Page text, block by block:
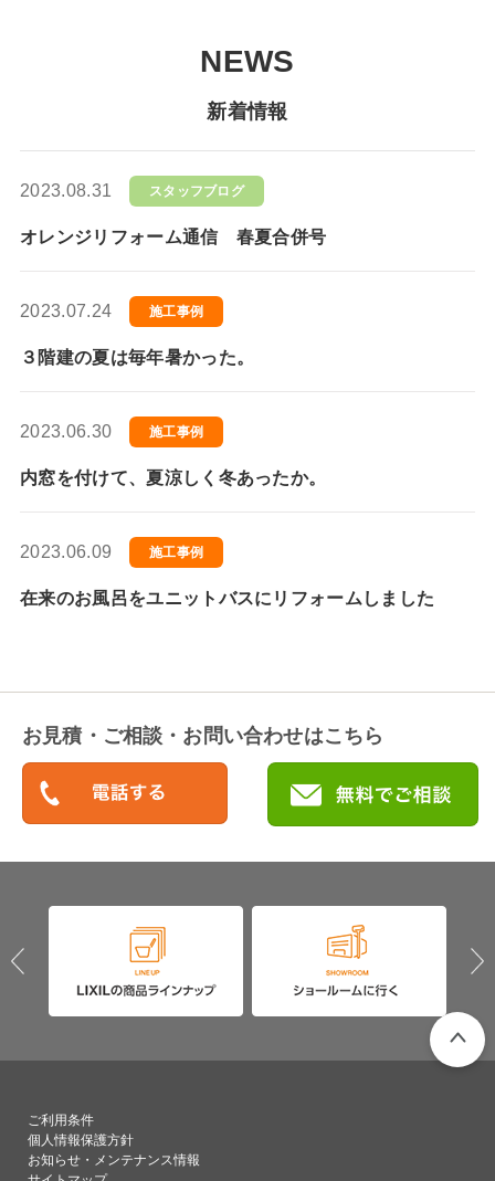
NEWS
新着情報
2023.08.31 スタッフブログ
オレンジリフォーム通信 春夏合併号
2023.07.24 施工事例
３階建の夏は毎年暑かった。
2023.06.30 施工事例
内窓を付けて、夏涼しく冬あったか。
2023.06.09 施工事例
在来のお風呂をユニットバスにリフォームしました
お見積・ご相談・お問い合わせはこちら
ご利用条件
個人情報保護方針
お知らせ・メンテナンス情報